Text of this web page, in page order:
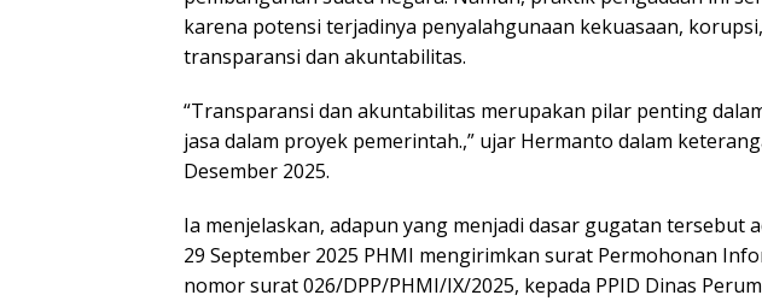
karena potensi terjadinya penyalahgunaan kekuasaan,
transparansi dan akuntabilitas.
“Transparansi dan akuntabilitas merupakan pilar penting
jasa dalam proyek pemerintah.,” ujar Hermanto dalam
Desember 2025.
Ia menjelaskan, adapun yang menjadi dasar gugatan tersebut
29 September 2025 PHMI mengirimkan surat Permohonan
nomor surat 026/DPP/PHMI/IX/2025, kepada PPID Dinas